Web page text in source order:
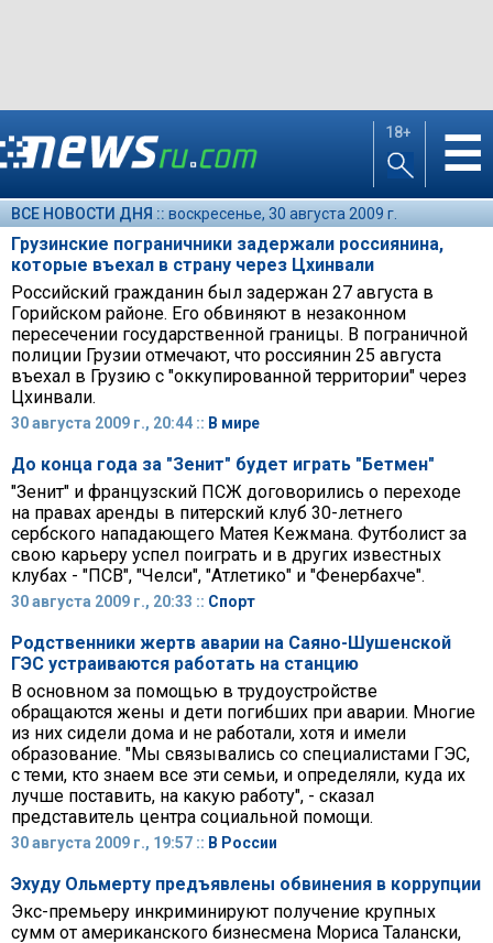
18+ ☰
ВСЕ НОВОСТИ ДНЯ :: воскресенье, 30 августа 2009 г.
Грузинские пограничники задержали россиянина,
которые въехал в страну через Цхинвали
Российский гражданин был задержан 27 августа в
Горийском районе. Его обвиняют в незаконном
пересечении государственной границы. В пограничной
полиции Грузии отмечают, что россиянин 25 августа
въехал в Грузию с "оккупированной территории" через
Цхинвали.
30 августа 2009 г., 20:44 :: В мире
До конца года за "Зенит" будет играть "Бетмен"
"Зенит" и французский ПСЖ договорились о переходе
на правах аренды в питерский клуб 30-летнего
сербского нападающего Матея Кежмана. Футболист за
свою карьеру успел поиграть и в других известных
клубах - "ПСВ", "Челси", "Атлетико" и "Фенербахче".
30 августа 2009 г., 20:33 :: Спорт
Родственники жертв аварии на Саяно-Шушенской
ГЭС устраиваются работать на станцию
В основном за помощью в трудоустройстве
обращаются жены и дети погибших при аварии. Многие
из них сидели дома и не работали, хотя и имели
образование. "Мы связывались со специалистами ГЭС,
с теми, кто знаем все эти семьи, и определяли, куда их
лучше поставить, на какую работу", - сказал
представитель центра социальной помощи.
30 августа 2009 г., 19:57 :: В России
Эхуду Ольмерту предъявлены обвинения в коррупции
Экс-премьеру инкриминируют получение крупных
сумм от американского бизнесмена Мориса Талански,